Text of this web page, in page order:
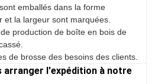
emballés dans la forme
et la largeur sont marquées.
production de boîte en bois de
de brosse des besoins des clients.
arranger l'expédition à notre